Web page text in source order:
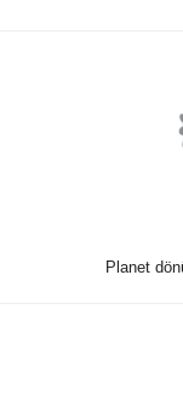
Planet